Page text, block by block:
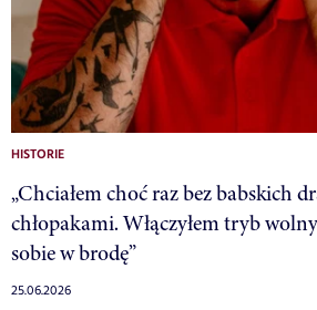
HISTORIE
„Chciałem choć raz bez babskich
chłopakami. Włączyłem tryb
sobie w brodę”
25.06.2026